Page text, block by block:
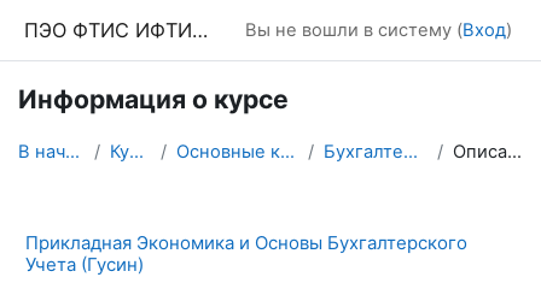
ПЭО ФТИС ИФТИС МПГУ Вы не вошли в систему (Вход)
Информация о курсе
В начало Курсы Основные курсы Бухгалтерия 2 Описание
Прикладная Экономика и Основы Бухгалтерского
Учета (Гусин)